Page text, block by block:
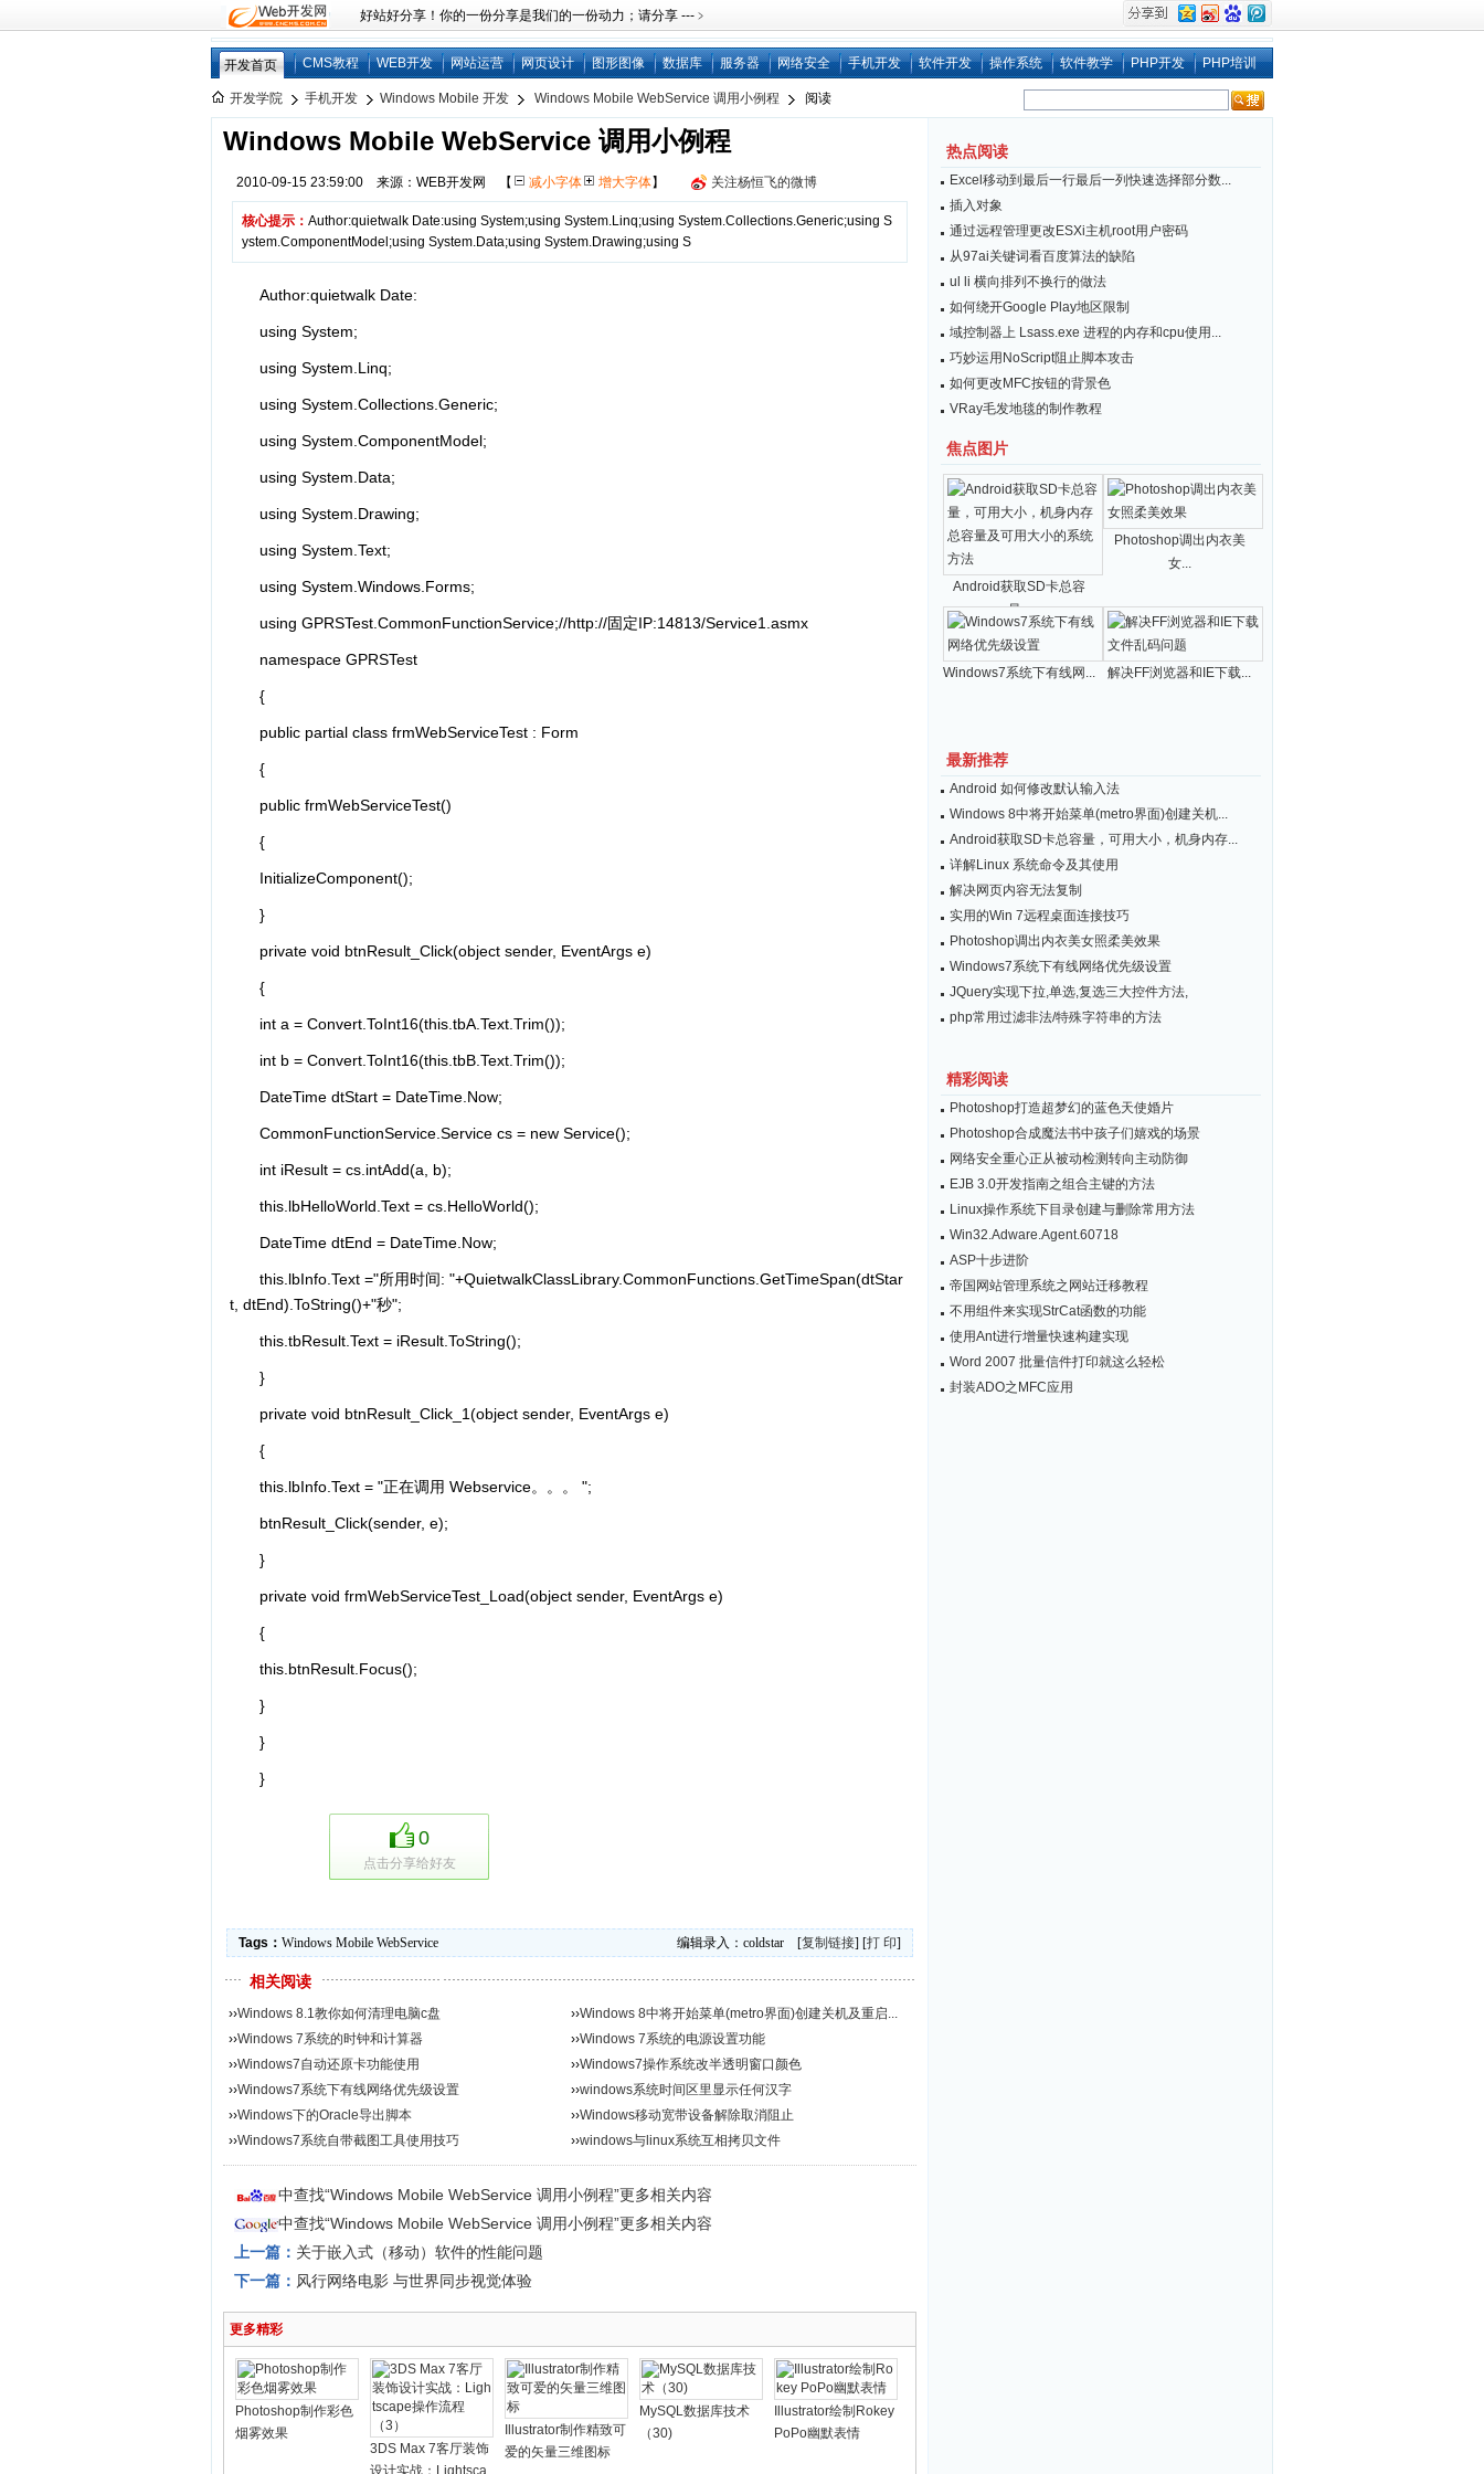
好站好分享！你的一份分享是我们的一份动力；请分享 ---﹥
开发首页 CMS教程 WEB开发 网站运营 网页设计 图形图像 数据库 服务器 网络安全 手机开发 软件开发 操作系统 软件教学 PHP开发 PHP培训
开发学院 手机开发 Windows Mobile 开发 Windows Mobile WebService 调用小例程 阅读
Windows Mobile WebService 调用小例程
2010-09-15 23:59:00 来源：WEB开发网 【 减小字体 增大字体】 关注杨恒飞的微博
核心提示： Author:quietwalk Date:using System;using System.Linq;using System.Collections.Generic;using S
ystem.ComponentModel;using System.Data;using System.Drawing;using S
Author:quietwalk Date:
using System;
using System.Linq;
using System.Collections.Generic;
using System.ComponentModel;
using System.Data;
using System.Drawing;
using System.Text;
using System.Windows.Forms;
using GPRSTest.CommonFunctionService;//http://固定IP:14813/Service1.asmx
namespace GPRSTest
{
public partial class frmWebServiceTest : Form
{
public frmWebServiceTest()
{
InitializeComponent();
}
private void btnResult_Click(object sender, EventArgs e)
{
int a = Convert.ToInt16(this.tbA.Text.Trim());
int b = Convert.ToInt16(this.tbB.Text.Trim());
DateTime dtStart = DateTime.Now;
CommonFunctionService.Service cs = new Service();
int iResult = cs.intAdd(a, b);
this.lbHelloWorld.Text = cs.HelloWorld();
DateTime dtEnd = DateTime.Now;
this.lbInfo.Text ="所用时间: "+QuietwalkClassLibrary.CommonFunctions.GetTimeSpan(dtStar
t, dtEnd).ToString()+"秒";
this.tbResult.Text = iResult.ToString();
}
private void btnResult_Click_1(object sender, EventArgs e)
{
this.lbInfo.Text = "正在调用 Webservice。。。 ";
btnResult_Click(sender, e);
}
private void frmWebServiceTest_Load(object sender, EventArgs e)
{
this.btnResult.Focus();
}
}
}
0
点击分享给好友
Tags： Windows Mobile WebService 编辑录入：coldstar [复制链接] [打 印]
相关阅读
››Windows 8.1教你如何清理电脑c盘 ››Windows 8中将开始菜单(metro界面)创建关机及重启...
››Windows 7系统的时钟和计算器 ››Windows 7系统的电源设置功能
››Windows7自动还原卡功能使用 ››Windows7操作系统改半透明窗口颜色
››Windows7系统下有线网络优先级设置 ››windows系统时间区里显示任何汉字
››Windows下的Oracle导出脚本 ››Windows移动宽带设备解除取消阻止
››Windows7系统自带截图工具使用技巧 ››windows与linux系统互相拷贝文件
中查找“Windows Mobile WebService 调用小例程”更多相关内容
中查找“Windows Mobile WebService 调用小例程”更多相关内容
上一篇： 关于嵌入式（移动）软件的性能问题
下一篇： 风行网络电影 与世界同步视觉体验
更多精彩
Photoshop制作彩色
烟雾效果
3DS Max 7客厅装饰
设计实战：Lightsca
Illustrator制作精致可
爱的矢量三维图标
MySQL数据库技术
（30)
Illustrator绘制Rokey
PoPo幽默表情
热点阅读
Excel移动到最后一行最后一列快速选择部分数...
插入对象
通过远程管理更改ESXi主机root用户密码
从97ai关键词看百度算法的缺陷
ul li 横向排列不换行的做法
如何绕开Google Play地区限制
域控制器上 Lsass.exe 进程的内存和cpu使用...
巧妙运用NoScript阻止脚本攻击
如何更改MFC按钮的背景色
VRay毛发地毯的制作教程
焦点图片
Android获取SD卡总容
量...
Photoshop调出内衣美
女...
Windows7系统下有线网... 解决FF浏览器和IE下载...
最新推荐
Android 如何修改默认输入法
Windows 8中将开始菜单(metro界面)创建关机...
Android获取SD卡总容量，可用大小，机身内存...
详解Linux 系统命令及其使用
解决网页内容无法复制
实用的Win 7远程桌面连接技巧
Photoshop调出内衣美女照柔美效果
Windows7系统下有线网络优先级设置
JQuery实现下拉,单选,复选三大控件方法,
php常用过滤非法/特殊字符串的方法
精彩阅读
Photoshop打造超梦幻的蓝色天使婚片
Photoshop合成魔法书中孩子们嬉戏的场景
网络安全重心正从被动检测转向主动防御
EJB 3.0开发指南之组合主键的方法
Linux操作系统下目录创建与删除常用方法
Win32.Adware.Agent.60718
ASP十步进阶
帝国网站管理系统之网站迁移教程
不用组件来实现StrCat函数的功能
使用Ant进行增量快速构建实现
Word 2007 批量信件打印就这么轻松
封装ADO之MFC应用